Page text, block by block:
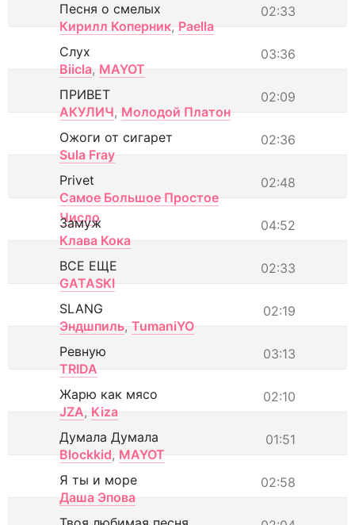
02:33
Песня о смелых
Кирилл Коперник, Paella
03:36
Слух
Biicla, MAYOT
02:09
ПРИВЕТ
АКУЛИЧ, Молодой Платон
02:36
Ожоги от сигарет
Sula Fray
02:48
Privet
Самое Большое Простое
Число
04:52
Замуж
Клава Кока
02:33
ВСЕ ЕЩЕ
GATASKI
02:19
SLANG
Эндшпиль, TumaniYO
03:13
Ревную
TRIDA
02:10
Жарю как мясо
JZA, Kiza
01:51
Думала Думала
Blockkid, MAYOT
02:58
Я ты и море
Даша Эпова